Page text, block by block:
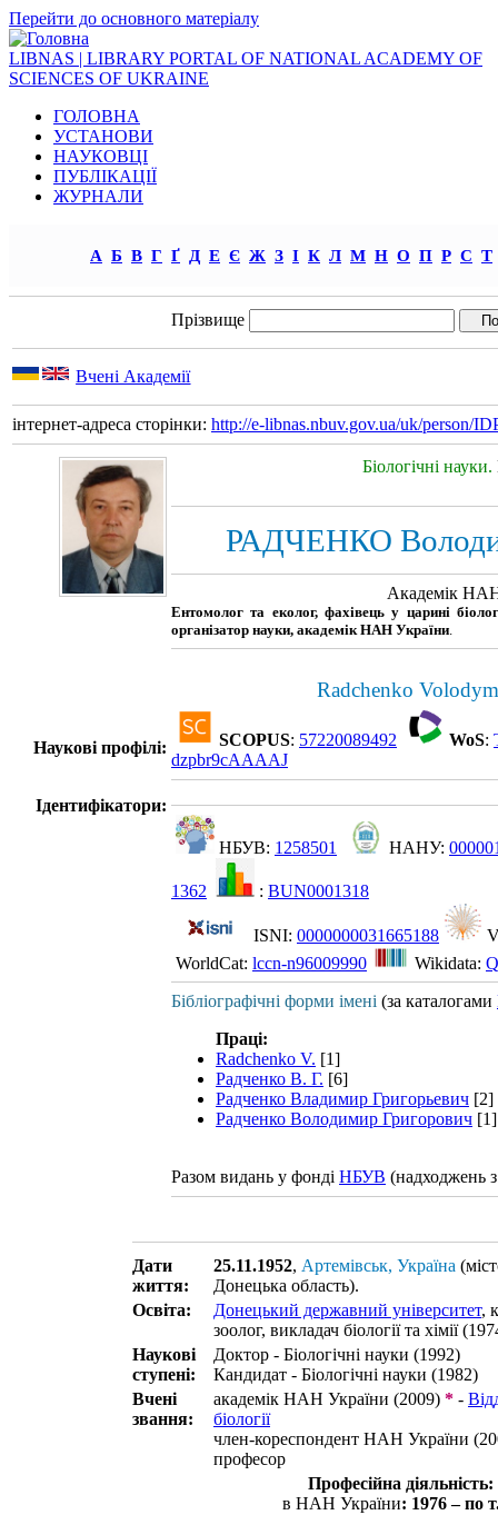
Перейти до основного матеріалу
LIBNAS | LIBRARY PORTAL OF NATIONAL ACADEMY OF
SCIENCES OF UKRAINE
ГОЛОВНА
УСТАНОВИ
НАУКОВЦІ
ПУБЛІКАЦІЇ
ЖУРНАЛИ
А Б В Г Ґ Д Е Є Ж З І К Л М Н О П Р С Т
Прізвище
Вчені Академії
інтернет-адреса сторінки: http://e-libnas.nbuv.gov.ua/uk/person/
Біологічні науки.
РАДЧЕНКО
Академік
Ентомолог та еколог, фахівець у царині
організатор науки, академік НАН України
Radchenko
Наукові профілі: SCOPUS: 57220089492 WoS:
dzpbr9cAAAAJ
Ідентифікатори:
НБУВ: 1258501 НАНУ:
1362 : BUN0001318
ISNI: 0000000031665188
WorldCat: lccn-n96009990 Wikidata:
Бібліографічні форми імені (за каталогами
Праці:
Radchenko V. [1]
Радченко В. Г. [6]
Радченко Владимир Григорьевич [2]
Радченко Володимир Григорович [1]
Разом видань у фонді НБУВ (надходжень
Дати
життя:
25.11.1952, Артемівськ, Україна
Донецька область).
Освіта:
Донецький державний університет,
зоолог, викладач біології та хімії
Наукові
ступені:
Доктор - Біологічні науки (1992)
Кандидат - Біологічні науки (1982)
Вчені
звання:
академік НАН України (2009) * -
біології
член-кореспондент НАН України
професор
Професійна діяльність:
в НАН України: 1976 – по